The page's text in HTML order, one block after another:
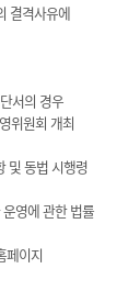
결격사유에
서의 경우
위원회 개최
및 동법 시행령
영에 관한 법률
페이지